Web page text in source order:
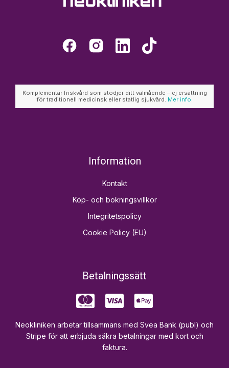
Komplementär friskvård som stödjer ditt välmående – ej ersättning
för traditionell medicinsk eller statlig sjukvård. Mer info.
Information
Kontakt
Köp- och bokningsvillkor
Integritetspolicy
Cookie Policy (EU)
Betalningssätt
Neokliniken arbetar tillsammans med Svea Bank (publ) och
Stripe för att erbjuda säkra betalningar med kort och
faktura.